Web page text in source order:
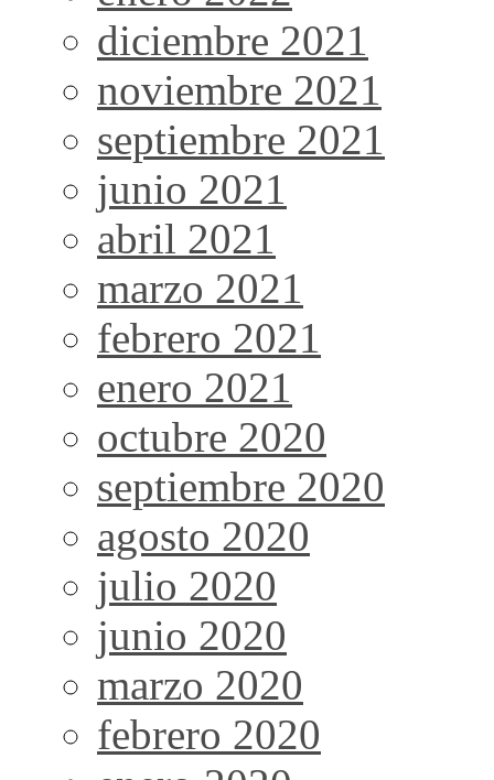
diciembre 2021
noviembre 2021
septiembre 2021
junio 2021
abril 2021
marzo 2021
febrero 2021
enero 2021
octubre 2020
septiembre 2020
agosto 2020
julio 2020
junio 2020
marzo 2020
febrero 2020